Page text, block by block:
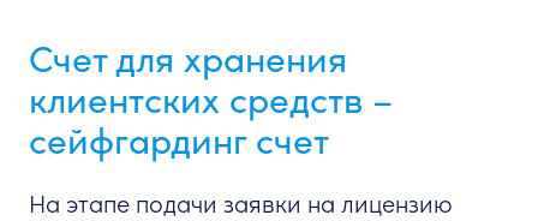
Счет для хранения
клиентских средств –
сейфгардинг счет
На этапе подачи заявки на лицензию